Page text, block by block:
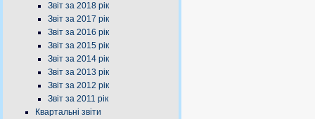
Звіт за 2018 рік
Звіт за 2017 рік
Звіт за 2016 рік
Звіт за 2015 рік
Звіт за 2014 рік
Звіт за 2013 рік
Звіт за 2012 рік
Звіт за 2011 рік
Квартальні звіти